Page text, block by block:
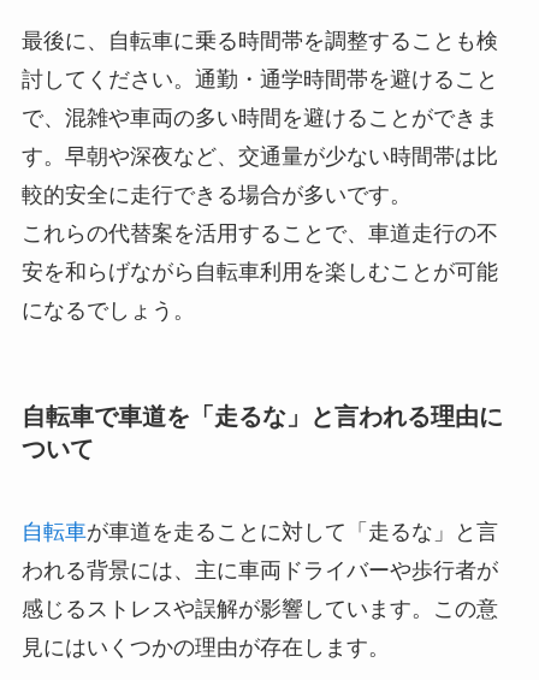
最後に、自転車に乗る時間帯を調整することも検
討してください。通勤・通学時間帯を避けること
で、混雑や車両の多い時間を避けることができま
す。早朝や深夜など、交通量が少ない時間帯は比
較的安全に走行できる場合が多いです。
これらの代替案を活用することで、車道走行の不
安を和らげながら自転車利用を楽しむことが可能
になるでしょう。
自転車で車道を「走るな」と言われる理由に
ついて
自転車が車道を走ることに対して「走るな」と言
われる背景には、主に車両ドライバーや歩行者が
感じるストレスや誤解が影響しています。この意
見にはいくつかの理由が存在します。